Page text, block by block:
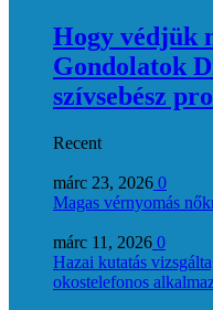
Hogy védjük
Gondolatok
szívsebész
Recent
márc 23, 2026 0
Magas vérnyomás
márc 11, 2026 0
Hazai kutatás
okostelefonos